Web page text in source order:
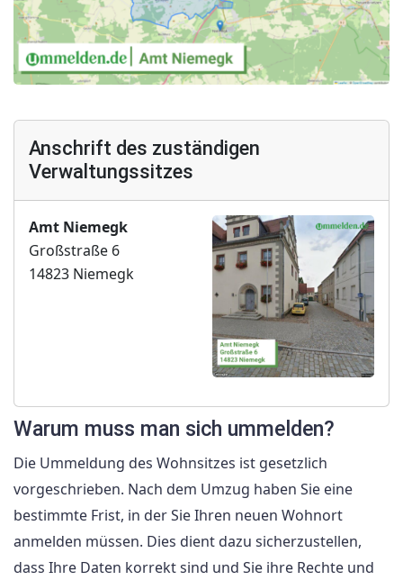
Anschrift des zuständigen
Verwaltungssitzes
Amt Niemegk
Großstraße 6
14823 Niemegk
Warum muss man sich ummelden?
Die Ummeldung des Wohnsitzes ist gesetzlich
vorgeschrieben. Nach dem Umzug haben Sie eine
bestimmte Frist, in der Sie Ihren neuen Wohnort
anmelden müssen. Dies dient dazu sicherzustellen,
dass Ihre Daten korrekt sind und Sie ihre Rechte und